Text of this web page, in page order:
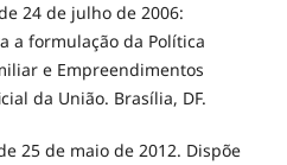
24 de julho de 2006:
a formulação da Política
e Empreendimentos
da União. Brasília, DF.
25 de maio de 2012. Dispõe